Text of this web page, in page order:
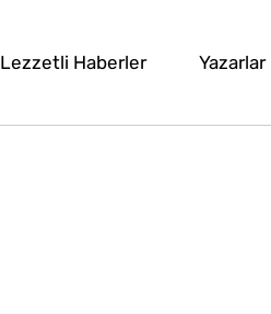
Lezzetli Haberler Yazarlar